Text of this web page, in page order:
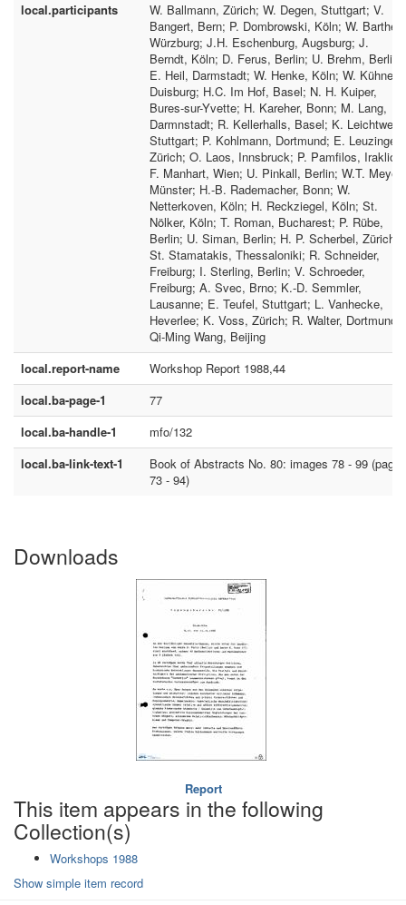
local.participants
W. Ballmann, Zürich; W. Degen, Stuttgart; V.
Bangert, Bern; P. Dombrowski, Köln; W. Barthel,
Würzburg; J.H. Eschenburg, Augsburg; J.
Berndt, Köln; D. Ferus, Berlin; U. Brehm, Berlin;
E. Heil, Darmstadt; W. Henke, Köln; W. Kühnel,
Duisburg; H.C. Im Hof, Basel; N. H. Kuiper,
Bures-sur-Yvette; H. Kareher, Bonn; M. Lang,
Darmnstadt; R. Kellerhalls, Basel; K. Leichtweiß,
Stuttgart; P. Kohlmann, Dortmund; E. Leuzinger,
Zürich; O. Laos, Innsbruck; P. Pamfilos, Iraklion;
F. Manhart, Wien; U. Pinkall, Berlin; W.T. Meyer,
Münster; H.-B. Rademacher, Bonn; W.
Netterkoven, Köln; H. Reckziegel, Köln; St.
Nölker, Köln; T. Roman, Bucharest; P. Rübe,
Berlin; U. Siman, Berlin; H. P. Scherbel, Zürich;
St. Stamatakis, Thessaloniki; R. Schneider,
Freiburg; I. Sterling, Berlin; V. Schroeder,
Freiburg; A. Svec, Brno; K.-D. Semmler,
Lausanne; E. Teufel, Stuttgart; L. Vanhecke,
Heverlee; K. Voss, Zürich; R. Walter, Dortmund;
Qi-Ming Wang, Beijing
local.report-name
Workshop Report 1988,44
local.ba-page-1
77
local.ba-handle-1
mfo/132
local.ba-link-text-1
Book of Abstracts No. 80: images 78 - 99 (pages
73 - 94)
Downloads
Report
This item appears in the following
Collection(s)
Workshops 1988
Show simple item record